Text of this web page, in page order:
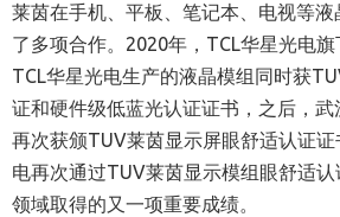
莱茵在手机、平板、笔记本、电视等
了多项合作。2020年，TCL华星光电
TCL华星光电生产的液晶模组同时获
证和硬件级低蓝光认证证书，之后，武
再次获颁TUV莱茵显示屏眼舒适认证
电再次通过TUV莱茵显示模组眼舒适
领域取得的又一项重要成绩。